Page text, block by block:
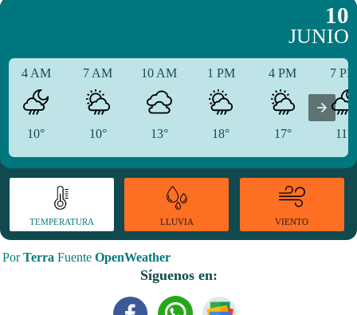
10
JUNIO
4 AM
10°
7 AM
10°
10 AM
13°
1 PM
18°
4 PM
17°
7
11°
TEMPERATURA LLUVIA VIENTO
PorTerra Fuente OpenWeather
Síguenos en: